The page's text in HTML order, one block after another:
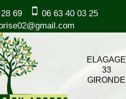
69
06 63 40 03 25
ELAGAGE
33
GIRONDE